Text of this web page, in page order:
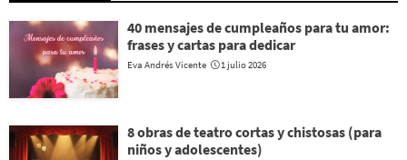
40 mensajes de cumpleaños para tu amor:
frases y cartas para dedicar
Eva Andrés Vicente 1 julio 2026
8 obras de teatro cortas y chistosas (para
niños y adolescentes)